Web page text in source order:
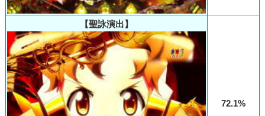
【聖詠演出】
72.1%